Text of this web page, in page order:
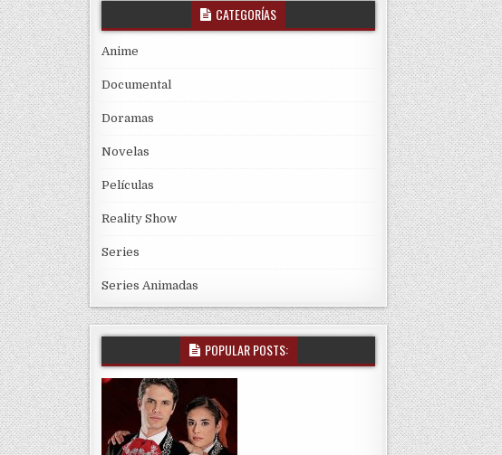
CATEGORÍAS
Anime
Documental
Doramas
Novelas
Películas
Reality Show
Series
Series Animadas
POPULAR POSTS: